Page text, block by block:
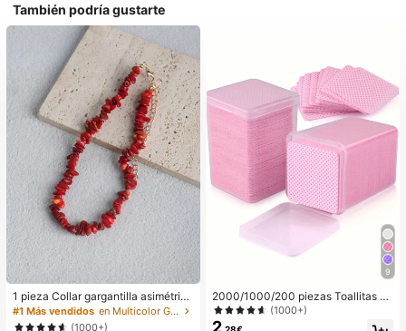
También podría gustarte
1 pieza Collar gargantilla asimétrico
ajustable de estilo bohemio en colo
r rojo natural, joyería de uso diario Y
#1 Más vendidos
en Multicolor Gargantillas para mujer
(1000+)
9
2000/1000/200 piezas Toallitas de
limpieza de uñas - Almohadillas pro
fesionales sin pelusa para quitar es
(1000+)